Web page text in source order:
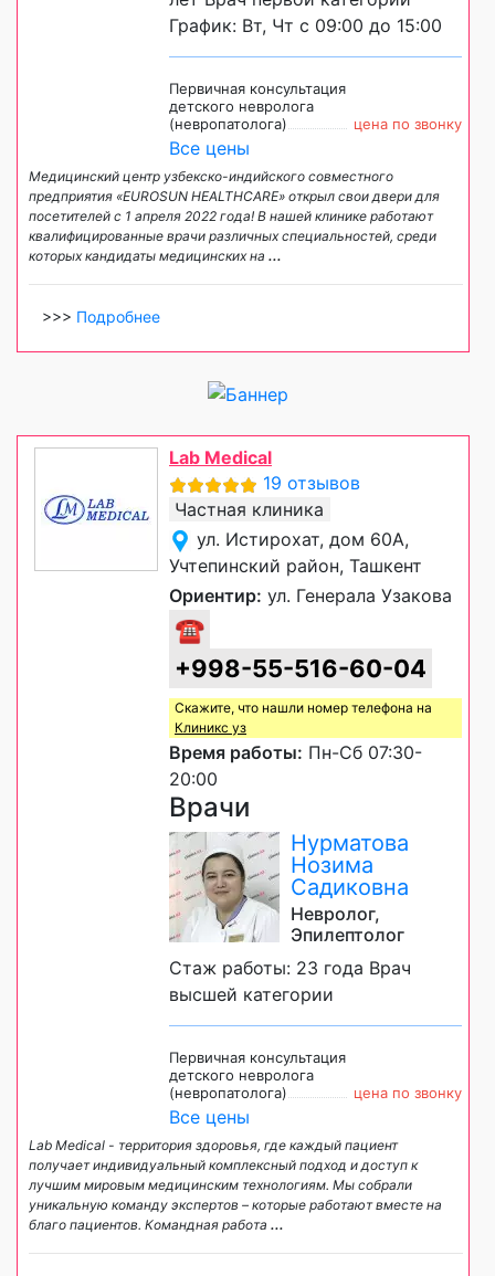
График: Вт, Чт с 09:00 до 15:00
Первичная консультация
детского невролога
(невропатолога)
цена по звонку
Все цены
Медицинский центр узбекско-индийского совместного
предприятия «EUROSUN HEALTHCARE» открыл свои двери для
посетителей с 1 апреля 2022 года! В нашей клинике работают
квалифицированные врачи различных специальностей, среди
которых кандидаты медицинских на ...
>>> Подробнее
Lab Medical
19 отзывов
Частная клиника
ул. Истирохат, дом 60А,
Учтепинский район, Ташкент
Ориентир: ул. Генерала Узакова
☎
+998-55-516-60-04
Скажите, что нашли номер телефона на
Клиникс уз
Время работы: Пн-Сб 07:30-
20:00
Врачи
Нурматова
Нозима
Садиковна
Невролог,
Эпилептолог
Стаж работы: 23 года Врач
высшей категории
Первичная консультация
детского невролога
(невропатолога)
цена по звонку
Все цены
Lab Medical - территория здоровья, где каждый пациент
получает индивидуальный комплексный подход и доступ к
лучшим мировым медицинским технологиям. Мы собрали
уникальную команду экспертов – которые работают вместе на
благо пациентов. Командная работа ...